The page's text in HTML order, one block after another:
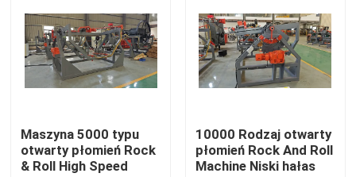
Dom
Maszyna 5000 typu
otwarty płomień Rock
& Roll High Speed
10000 Rodzaj otwarty
płomień Rock And Roll
Machine Niski hałas